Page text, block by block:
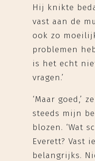
Hij knikte
vast aan de
ook zo
problemen
is het echt
vragen.’
‘Maar goed,’
steeds mijn
blozen. ‘Wat
Everett? Vast
belangrijks.